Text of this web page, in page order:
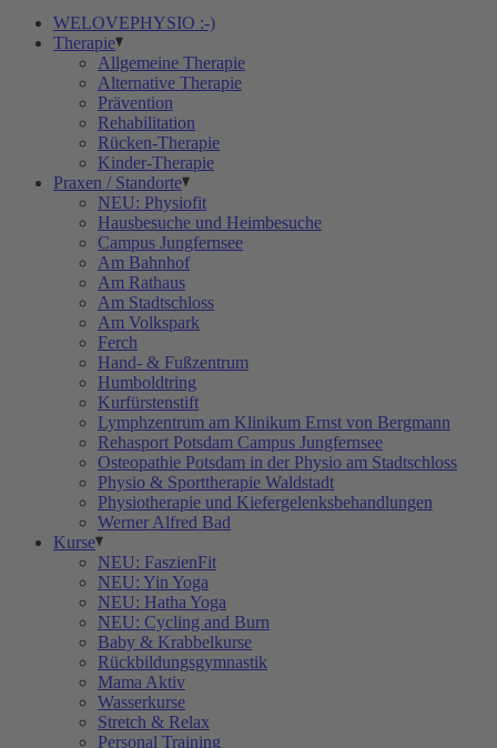
WELOVEPHYSIO :-)
Therapie
Allgemeine Therapie
Alternative Therapie
Prävention
Rehabilitation
Rücken-Therapie
Kinder-Therapie
Praxen / Standorte
NEU: Physiofit
Hausbesuche und Heimbesuche
Campus Jungfernsee
Am Bahnhof
Am Rathaus
Am Stadtschloss
Am Volkspark
Ferch
Hand- & Fußzentrum
Humboldtring
Kurfürstenstift
Lymphzentrum am Klinikum Ernst von Bergmann
Rehasport Potsdam Campus Jungfernsee
Osteopathie Potsdam in der Physio am Stadtschloss
Physio & Sporttherapie Waldstadt
Physiotherapie und Kiefergelenksbehandlungen
Werner Alfred Bad
Kurse
NEU: FaszienFit
NEU: Yin Yoga
NEU: Hatha Yoga
NEU: Cycling and Burn
Baby & Krabbelkurse
Rückbildungsgymnastik
Mama Aktiv
Wasserkurse
Stretch & Relax
Personal Training